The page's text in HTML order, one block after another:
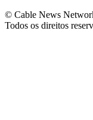
© Cable News
Todos os direitos